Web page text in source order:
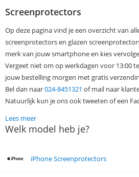
Screenprotectors
Op deze pagina vind je een overzicht van
screenprotectors en glazen
merk van jouw smartphone en kies
Vergeet niet om op werkdagen voor 13:00
jouw bestelling morgen met gratis
Bel dan naar024-8451321 of mail naar
Natuurlijk kun je ons ook tweeten of een
Lees meer
Welk model heb je?
iPhone Screenprotectors